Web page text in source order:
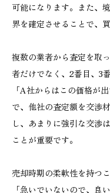
可能になります。また、
界を確定させることで、
複数の業者から査定を取
者だけでなく、2番目、3
「A社からはこの価格が
で、他社の査定額を交渉
し、あまりに強引な交渉
ことが重要です。
売却時期の柔軟性を持つ
「急いでいないので、良